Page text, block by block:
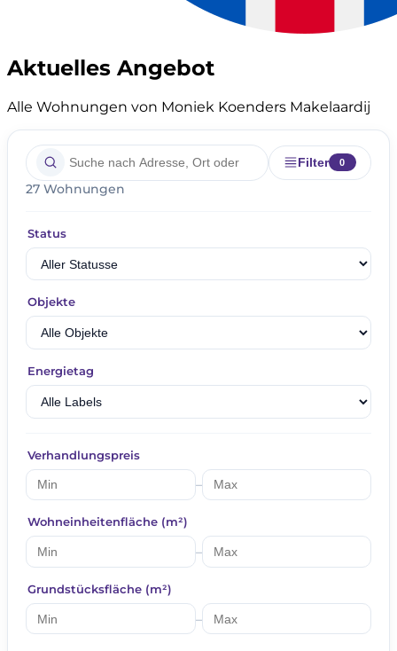
Aktuelles Angebot
Alle Wohnungen von Moniek Koenders Makelaardij
Filter 0
27 Wohnungen
Status
Objekte
Energietag
Verhandlungspreis
–
Wohneinheitenfläche (m²)
–
Grundstücksfläche (m²)
–